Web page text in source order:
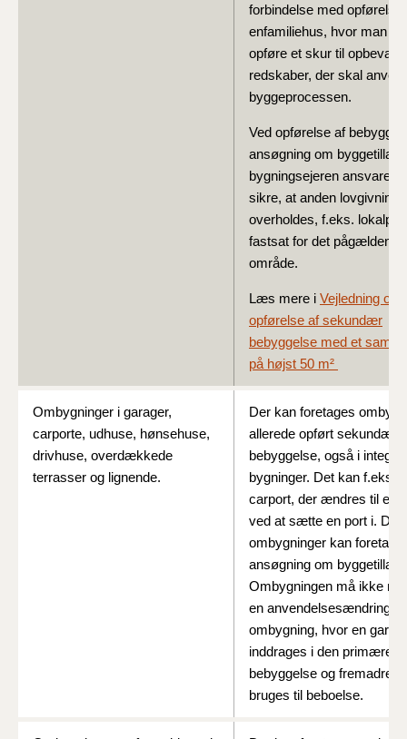
forbindelse med opførelse
enfamiliehus, hvor man
opføre et skur til
redskaber, der skal
byggeprocessen.
Ved opførelse af
ansøgning om
bygningsejeren ansvaret
sikre, at anden lovgivning
overholdes, f.eks.
fastsat for det pågældende
område.
Læs mere i Vejledning om
opførelse af sekundær
bebyggelse med et
på højst 50 m²
Ombygninger i garager,
carporte, udhuse, hønsehuse,
drivhuse, overdækkede
terrasser og lignende.
Der kan foretages
allerede opført sekundær
bebyggelse, også i
bygninger. Det kan f.eks.
carport, der ændres til en
ved at sætte en port i.
ombygninger kan
ansøgning om
Ombygningen må ikke
en anvendelsesændring,
ombygning, hvor en
inddrages i den primære
bebyggelse og
bruges til beboelse.